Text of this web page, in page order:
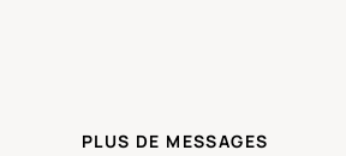
PLUS DE MESSAGES